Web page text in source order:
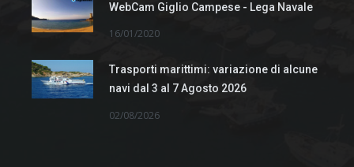
WebCam Giglio Campese - Lega Navale
16/01/2020
Trasporti marittimi: variazione di alcune
navi dal 3 al 7 Agosto 2026
02/08/2026